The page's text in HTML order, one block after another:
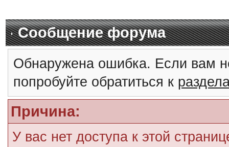
Сообщение форума
Обнаружена ошибка. Если вам
попробуйте обратиться к
Причина:
У вас нет доступа к этой